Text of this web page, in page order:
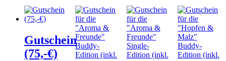
Gutschein
(75,-€)